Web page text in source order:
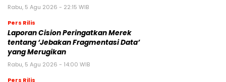
Rabu, 5 Agu 2026 - 22:15 WIB
Pers Rilis
Laporan Cision Peringatkan Merek
tentang ‘Jebakan Fragmentasi Data’
yang Merugikan
Rabu, 5 Agu 2026 - 14:00 WIB
Pers Rilis